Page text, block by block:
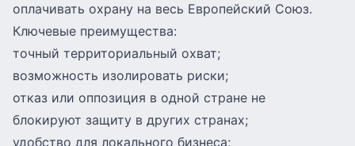
оплачивать охрану на весь Европейский Союз.
Ключевые преимущества:
точный территориальный охват;
возможность изолировать риски;
отказ или оппозиция в одной стране не
блокируют защиту в других странах;
удобство для локального бизнеса;